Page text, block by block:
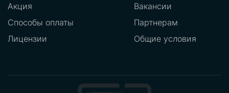
Акция
Способы оплаты
Лицензии
Вакансии
Партнерам
Общие условия